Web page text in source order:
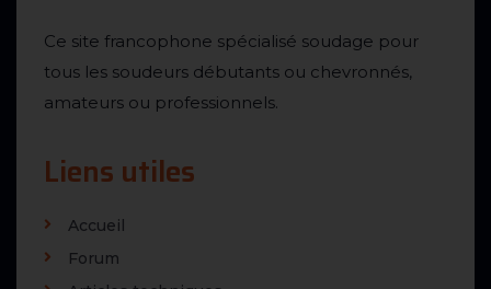
Ce site francophone spécialisé soudage pour
tous les soudeurs débutants ou chevronnés,
amateurs ou professionnels.
Liens utiles
Accueil
Forum